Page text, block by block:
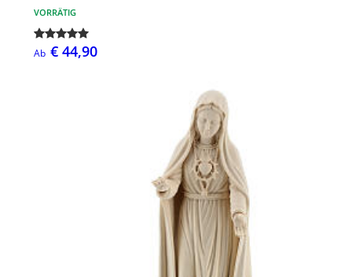
VORRÄTIG
Ab € 44,90